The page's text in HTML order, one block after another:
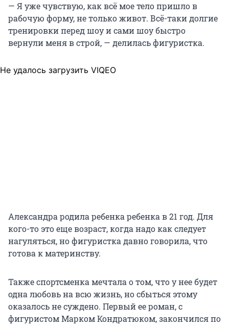
— Я уже чувствую, как всё мое тело пришло в
рабочую форму, не только живот. Всё-таки долгие
тренировки перед шоу и сами шоу быстро
вернули меня в строй, — делилась фигуристка.
Не удалось загрузить VIQEO
Александра родила ребенка ребенка в 21 год. Для
кого-то это еще возраст, когда надо как следует
нагуляться, но фигуристка давно говорила, что
готова к материнству.
Также спортсменка мечтала о том, что у нее будет
одна любовь на всю жизнь, но сбыться этому
оказалось не суждено. Первый ее роман, с
фигуристом Марком Кондратюком, закончился по